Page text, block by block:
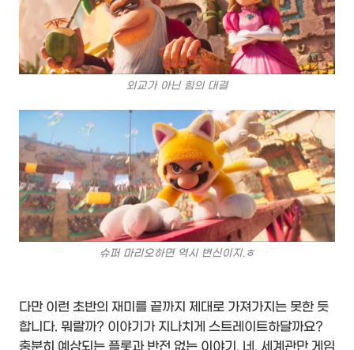
외교가 아닌 힘의 대결
슈퍼 마리오하면 역시 변신이지.ㅎ
다만 이런 초반의 재미를 끝까지 제대로 가져가지는 못한 듯
합니다. 뭐랄까? 이야기가 지나치게 스트레이트하달까요?
충분히 예상되는 플롯과 반전 없는 이야기. 네. 세계관만 게임